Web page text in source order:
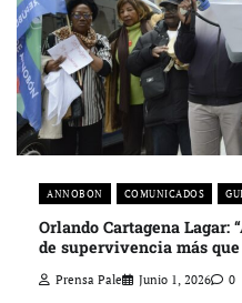
ANNOBON COMUNICADOS
Orlando Cartagena
de supervivencia más
Prensa Pale Junio 1, 2026 0